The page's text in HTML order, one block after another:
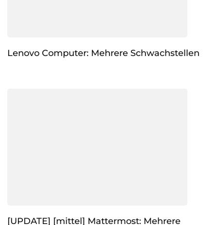
Lenovo Computer: Mehrere Schwachstellen
[UPDATE] [mittel] Mattermost: Mehrere